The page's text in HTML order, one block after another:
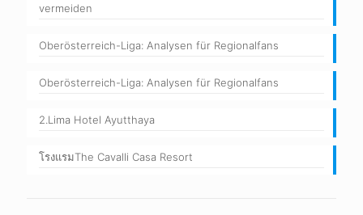
vermeiden
Oberösterreich-Liga: Analysen für Regionalfans
Oberösterreich-Liga: Analysen für Regionalfans
2.Lima Hotel Ayutthaya
โรงแรมThe Cavalli Casa Resort